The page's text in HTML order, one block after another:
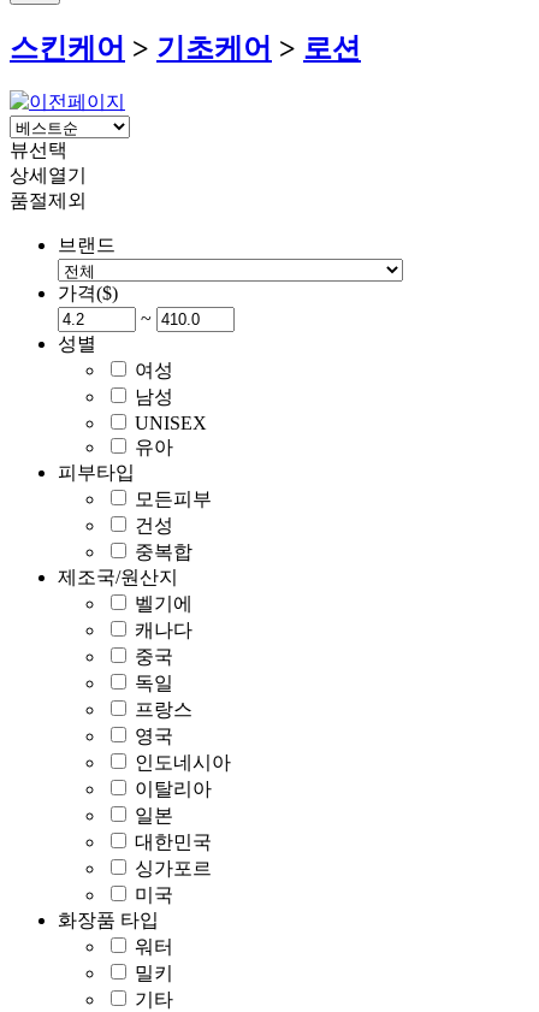
스킨케어 > 기초케어 > 로션
뷰선택
상세열기
품절제외
브랜드
가격($)
~
성별
여성
남성
UNISEX
유아
피부타입
모든피부
건성
중복합
제조국/원산지
벨기에
캐나다
중국
독일
프랑스
영국
인도네시아
이탈리아
일본
대한민국
싱가포르
미국
화장품 타입
워터
밀키
기타